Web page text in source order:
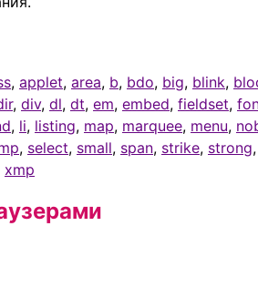
, applet, area, b, bdo, big, blink,
, div, dl, dt, em, embed, fieldset,
, li, listing, map, marquee, menu,
, select, small, span, strike, strong,
xmp